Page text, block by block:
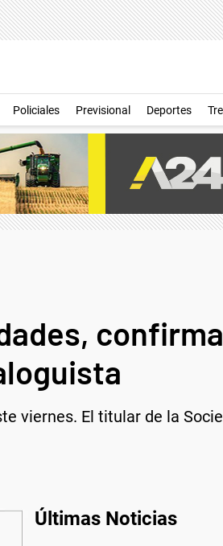
Policiales Previsional Deportes
viernes. El titular de la
Últimas Noticias